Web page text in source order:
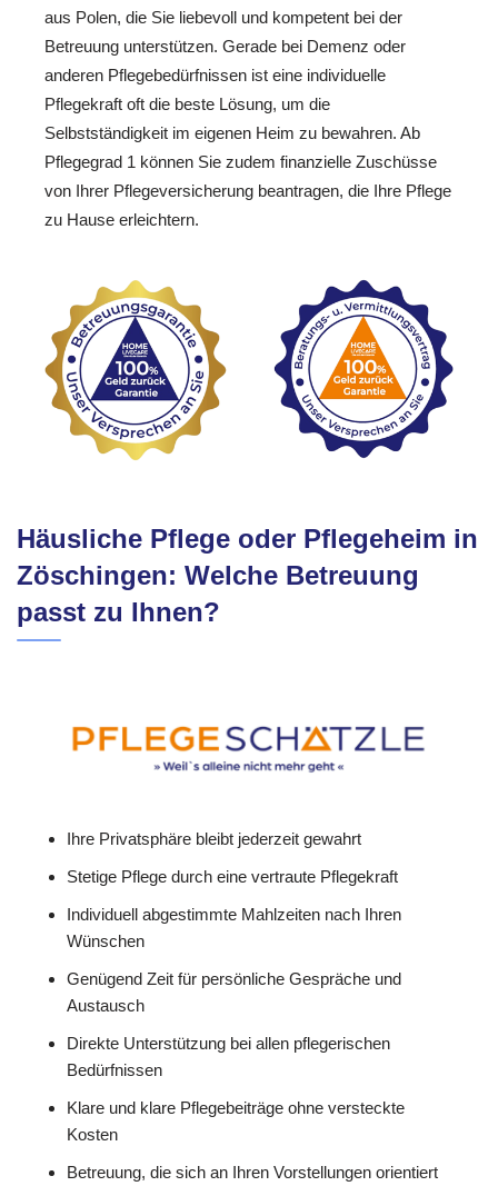
aus Polen, die Sie liebevoll und kompetent bei der
Betreuung unterstützen. Gerade bei Demenz oder
anderen Pflegebedürfnissen ist eine individuelle
Pflegekraft oft die beste Lösung, um die
Selbstständigkeit im eigenen Heim zu bewahren. Ab
Pflegegrad 1 können Sie zudem finanzielle Zuschüsse
von Ihrer Pflegeversicherung beantragen, die Ihre Pflege
zu Hause erleichtern.
Häusliche Pflege oder Pflegeheim in
Zöschingen: Welche Betreuung
passt zu Ihnen?
Ihre Privatsphäre bleibt jederzeit gewahrt
Stetige Pflege durch eine vertraute Pflegekraft
Individuell abgestimmte Mahlzeiten nach Ihren
Wünschen
Genügend Zeit für persönliche Gespräche und
Austausch
Direkte Unterstützung bei allen pflegerischen
Bedürfnissen
Klare und klare Pflegebeiträge ohne versteckte
Kosten
Betreuung, die sich an Ihren Vorstellungen orientiert